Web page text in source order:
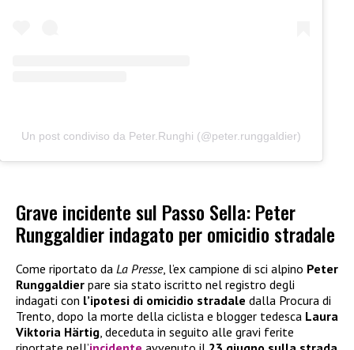
Un post condiviso da Peter.Runghi (@peter.runggaldier)
Grave incidente sul Passo Sella: Peter
Runggaldier indagato per omicidio stradale
Come riportato da La Presse, l’ex campione di sci alpino Peter
Runggaldier pare sia stato iscritto nel registro degli
indagati con l’ipotesi di omicidio stradale dalla Procura di
Trento, dopo la morte della ciclista e blogger tedesca Laura
Viktoria Härtig, deceduta in seguito alle gravi ferite